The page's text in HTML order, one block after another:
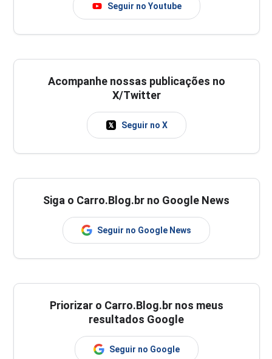
Seguir no Youtube
Acompanhe nossas publicações no
X/Twitter
Seguir no X
Siga o Carro.Blog.br no Google News
Seguir no Google News
Priorizar o Carro.Blog.br nos meus
resultados Google
Seguir no Google